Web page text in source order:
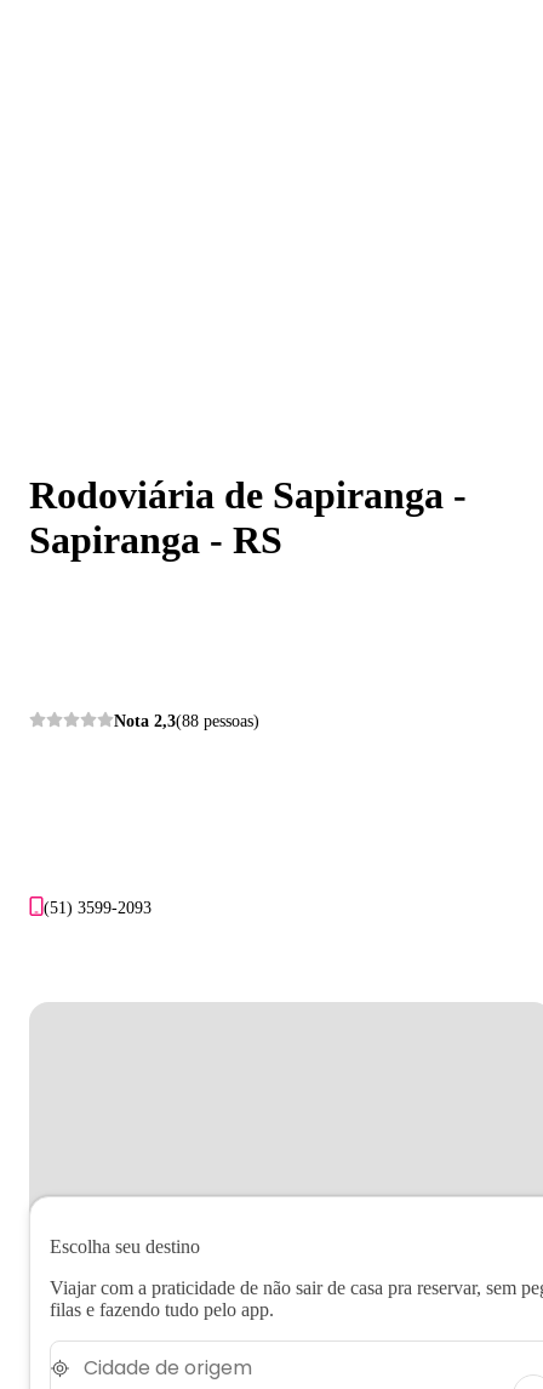
Rodoviária de Sapiranga -
Sapiranga - RS
Nota 2,3(88 pessoas)
(51) 3599-2093
Escolha seu destino
Viajar com a praticidade de não sair de casa pra reservar, sem
filas e fazendo tudo pelo app.